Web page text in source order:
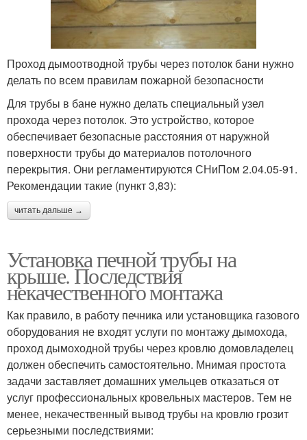
Проход дымоотводной трубы через потолок бани нужно
делать по всем правилам пожарной безопасности
Для трубы в бане нужно делать специальный узел
прохода через потолок. Это устройство, которое
обеспечивает безопасные расстояния от наружной
поверхности трубы до материалов потолочного
перекрытия. Они регламентируются СНиПом 2.04.05-91.
Рекомендации такие (пункт 3,83):
читать дальше →
Установка печной трубы на
крыше. Последствия
некачественного монтажа
Как правило, в работу печника или установщика газового
оборудования не входят услуги по монтажу дымохода,
проход дымоходной трубы через кровлю домовладелец
должен обеспечить самостоятельно. Мнимая простота
задачи заставляет домашних умельцев отказаться от
услуг профессиональных кровельных мастеров. Тем не
менее, некачественный вывод трубы на кровлю грозит
серьезными последствиями: